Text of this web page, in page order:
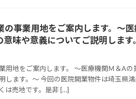
の事業用地をご案内します。～
味や意義についてご説明します
用地をご案内します。 ～医療機関Ｍ＆Aの
します。～ 今回の医院開業物件は埼玉県
は売地です。是非 […]